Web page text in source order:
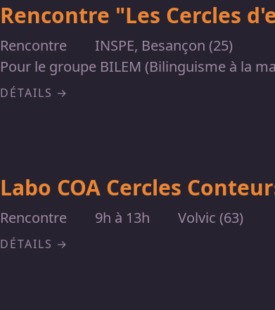
Rencontre "Les Cercles
Rencontre
INSPE, Besançon (25)
Pour le groupe BILEM (Bilinguisme à la
DÉTAILS
Labo COA Cercles
Rencontre 9h à 13h Volvic (63)
DÉTAILS